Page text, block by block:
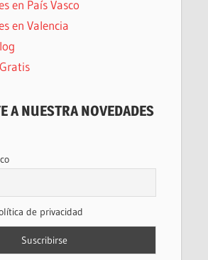
en País Vasco
en Valencia
A NUESTRA NOVEDADES
de privacidad